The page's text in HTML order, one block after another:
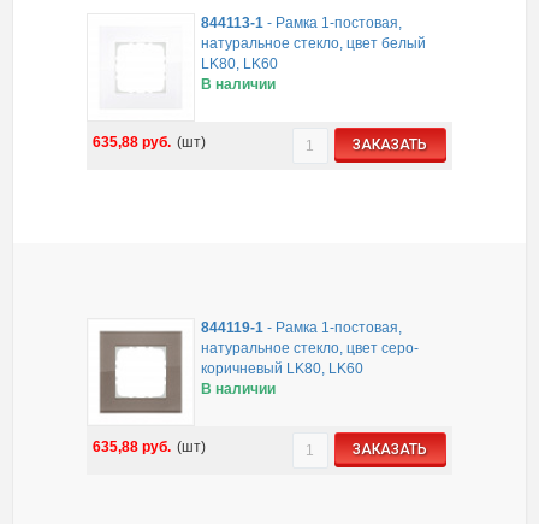
844113-1 - Рамка 1-постовая,
натуральное стекло, цвет белый
LK80, LK60
В наличии
635,88руб. (шт) ЗАКАЗАТЬ
844119-1 - Рамка 1-постовая,
натуральное стекло, цвет серо-
коричневый LK80, LK60
В наличии
635,88руб. (шт) ЗАКАЗАТЬ